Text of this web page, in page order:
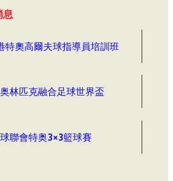
息
特奧高爾夫球指導員培訓班
林匹克融合足球世界盃
聯會特奥3×3籃球賽